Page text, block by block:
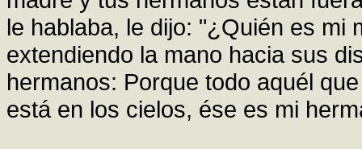
le hablaba, le dijo: "¿Quién es mi
extendiendo la mano hacia sus
hermanos: Porque todo aquél
está en los cielos, ése es mi